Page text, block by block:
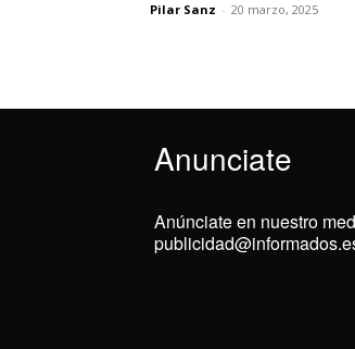
Pilar Sanz - 20 marzo, 2025
Anunciate
Anúnciate en nuestro